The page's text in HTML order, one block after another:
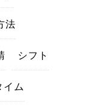
法
シフト
イム